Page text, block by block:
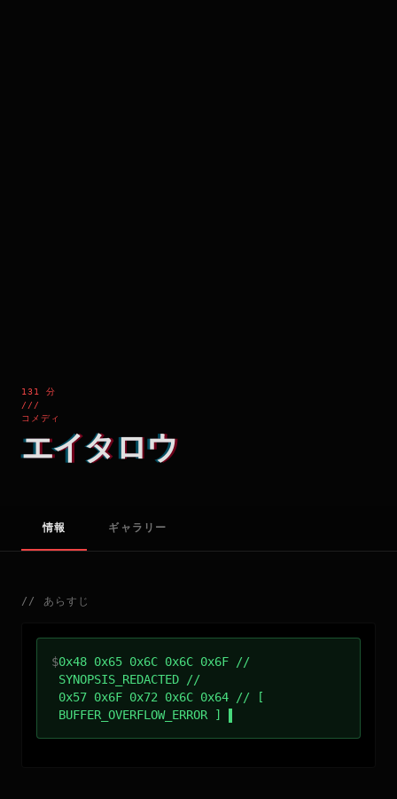
131 分
///
コメディ
エイタロウ
情報 ギャラリー
// あらすじ
$0x48 0x65 0x6C 0x6C 0x6F //
SYNOPSIS_REDACTED //
0x57 0x6F 0x72 0x6C 0x64 // [
BUFFER_OVERFLOW_ERROR ]